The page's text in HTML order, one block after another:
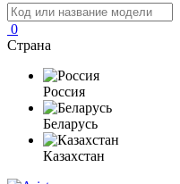
0
Страна
Россия
Беларусь
Казахстан